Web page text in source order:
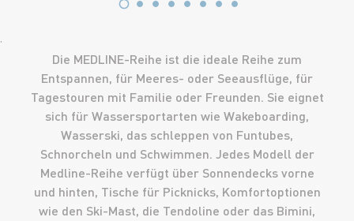
'
Die MEDLINE-Reihe ist die ideale Reihe zum
Entspannen, für Meeres- oder Seeausflüge, für
Tagestouren mit Familie oder Freunden. Sie eignet
sich für Wassersportarten wie Wakeboarding,
Wasserski, das schleppen von Funtubes,
Schnorcheln und Schwimmen. Jedes Modell der
Medline-Reihe verfügt über Sonnendecks vorne
und hinten, Tische für Picknicks, Komfortoptionen
wie den Ski-Mast, die Tendoline oder das Bimini,